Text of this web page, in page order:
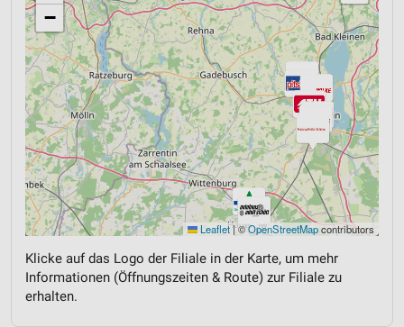
−
Leaflet |©OpenStreetMapcontributors
Klicke auf das Logo der Filiale in der Karte, um mehr
Informationen (Öffnungszeiten & Route) zur Filiale zu
erhalten.